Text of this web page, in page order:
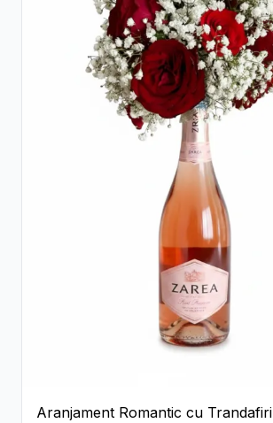
Aranjament Romantic cu Trandafiri